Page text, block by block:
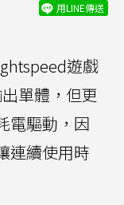
用LINE傳送
遊戲
單體，但更
電驅動，因
連續使用時